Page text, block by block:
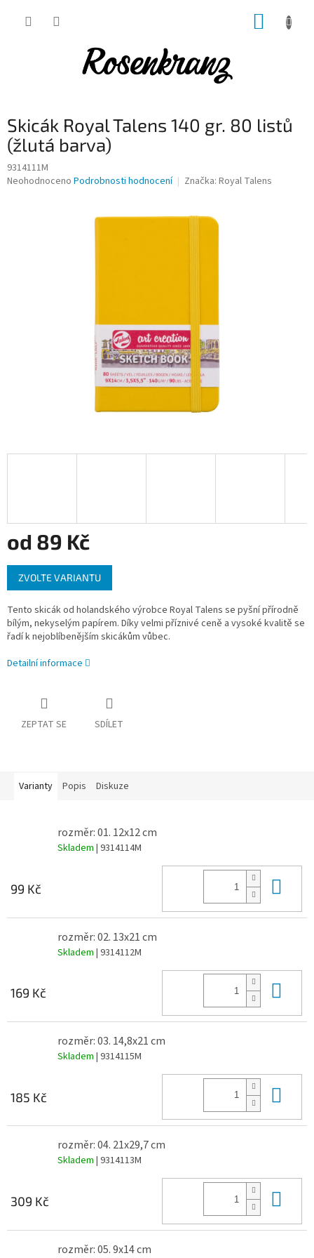
Skicák Royal Talens 140 gr. 80 listů
(žlutá barva)
9314111M
Průměrné
Neohodnoceno Podrobnosti hodnocení Značka: Royal Talens
od 89 Kč
Měrná
cena:
ZVOLTE VARIANTU
Tento skicák od holandského výrobce Royal Talens se pyšní přírodně
bílým, nekyselým papírem. Díky velmi příznivé ceně a vysoké kvalitě se
řadí k nejoblíbenějším skicákům vůbec.
Detailní informace
ZEPTAT SE SDÍLET
Varianty Popis Diskuze
rozměr: 01. 12x12 cm
Skladem | 9314114M
99 Kč
rozměr: 02. 13x21 cm
Skladem | 9314112M
169 Kč
rozměr: 03. 14,8x21 cm
Skladem | 9314115M
185 Kč
rozměr: 04. 21x29,7 cm
Skladem | 9314113M
309 Kč
rozměr: 05. 9x14 cm